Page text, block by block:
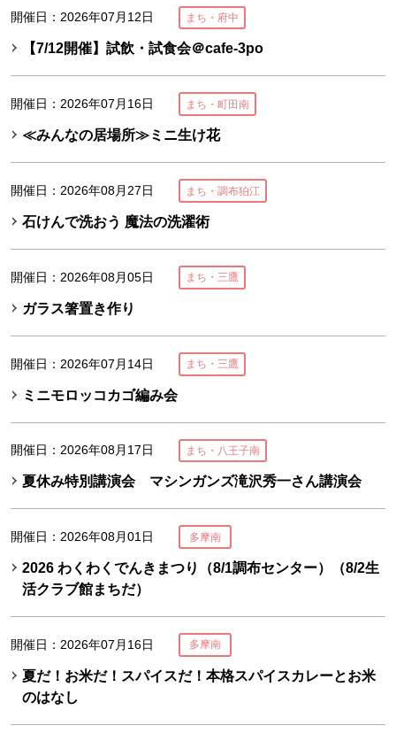
開催日：2026年07月12日 まち・府中
【7/12開催】試飲・試食会＠cafe-3po
開催日：2026年07月16日 まち・町田南
≪みんなの居場所≫ミニ生け花
開催日：2026年08月27日 まち・調布狛江
石けんで洗おう 魔法の洗濯術
開催日：2026年08月05日 まち・三鷹
ガラス箸置き作り
開催日：2026年07月14日 まち・三鷹
ミニモロッコカゴ編み会
開催日：2026年08月17日 まち・八王子南
夏休み特別講演会 マシンガンズ滝沢秀一さん講演会
開催日：2026年08月01日 多摩南
2026 わくわくでんきまつり（8/1調布センター）（8/2生
活クラブ館まちだ）
開催日：2026年07月16日 多摩南
夏だ！お米だ！スパイスだ！本格スパイスカレーとお米
のはなし